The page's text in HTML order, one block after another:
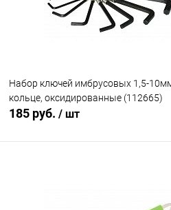
Набор ключей имбрусовых 1,5-
кольце, оксидированные (112665)
185 руб. / шт